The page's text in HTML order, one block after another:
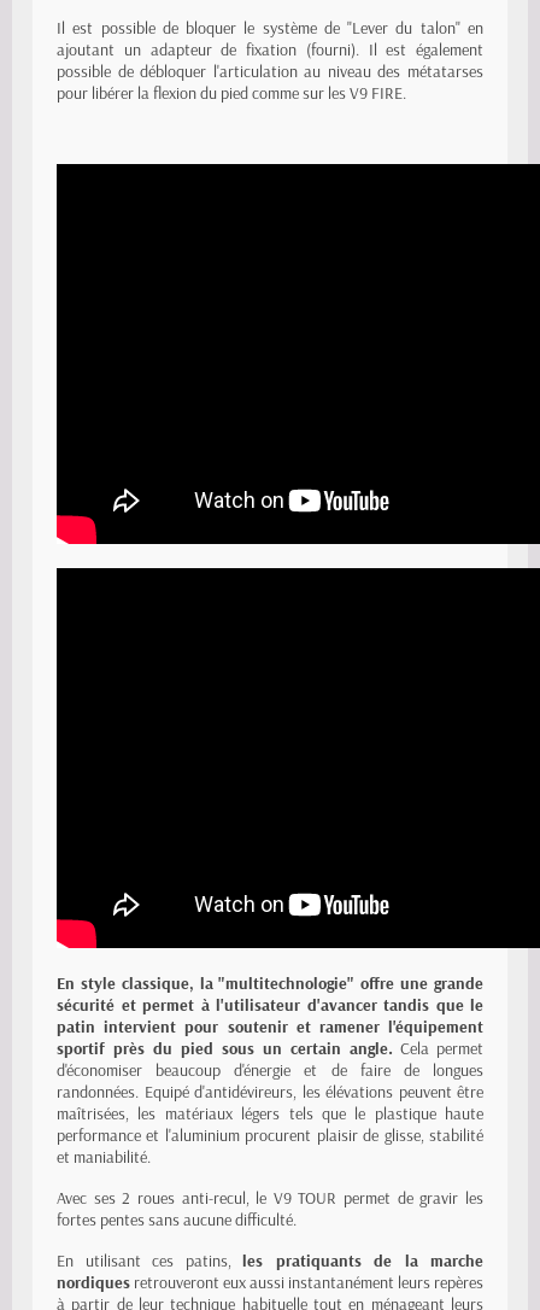
Il est possible de bloquer le système de "Lever du talon" en
ajoutant un adapteur de fixation (fourni). Il est également
possible de débloquer l'articulation au niveau des métatarses
pour libérer la flexion du pied comme sur les V9 FIRE.
En style classique, la "multitechnologie" offre une grande
sécurité et permet à l'utilisateur d'avancer tandis que le
patin intervient pour soutenir et ramener l'équipement
sportif près du pied sous un certain angle. Cela permet
d'économiser beaucoup d'énergie et de faire de longues
randonnées. Equipé d'antidévireurs, les élévations peuvent être
maîtrisées, les matériaux légers tels que le plastique haute
performance et l'aluminium procurent plaisir de glisse, stabilité
et maniabilité.
Avec ses 2 roues anti-recul, le V9 TOUR permet de gravir les
fortes pentes sans aucune difficulté.
En utilisant ces patins, les pratiquants de la marche
nordiques retrouveront eux aussi instantanément leurs repères
à partir de leur technique habituelle tout en ménageant leurs